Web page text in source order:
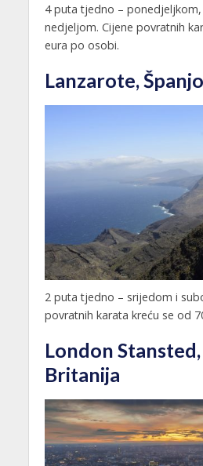
4 puta tjedno –
nedjeljom. Cijene povratnih
eura po osobi.
Lanzarote,
2 puta tjedno – srijedom i
povratnih karata kreću se od
London
Britanija